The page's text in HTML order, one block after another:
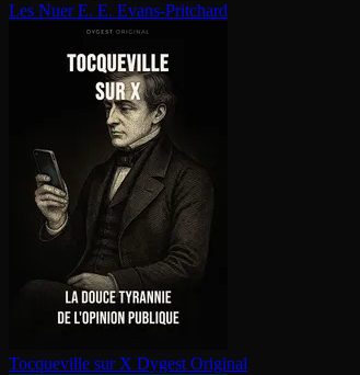
Les Nuer E. E. Evans-Pritchard
Tocqueville sur X Dygest Original